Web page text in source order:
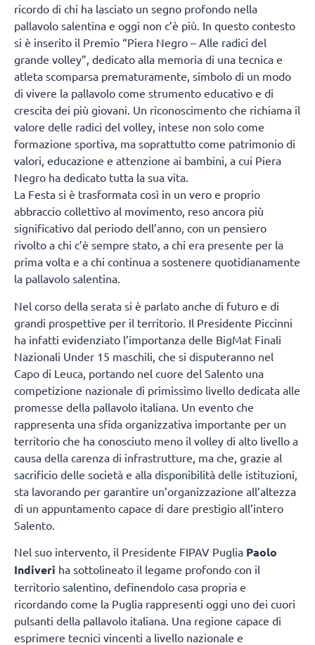
ricordo di chi ha lasciato un segno profondo nella
pallavolo salentina e oggi non c’è più. In questo contesto
si è inserito il Premio “Piera Negro – Alle radici del
grande volley”, dedicato alla memoria di una tecnica e
atleta scomparsa prematuramente, simbolo di un modo
di vivere la pallavolo come strumento educativo e di
crescita dei più giovani. Un riconoscimento che richiama il
valore delle radici del volley, intese non solo come
formazione sportiva, ma soprattutto come patrimonio di
valori, educazione e attenzione ai bambini, a cui Piera
Negro ha dedicato tutta la sua vita.
La Festa si è trasformata così in un vero e proprio
abbraccio collettivo al movimento, reso ancora più
significativo dal periodo dell’anno, con un pensiero
rivolto a chi c’è sempre stato, a chi era presente per la
prima volta e a chi continua a sostenere quotidianamente
la pallavolo salentina.
Nel corso della serata si è parlato anche di futuro e di
grandi prospettive per il territorio. Il Presidente Piccinni
ha infatti evidenziato l’importanza delle BigMat Finali
Nazionali Under 15 maschili, che si disputeranno nel
Capo di Leuca, portando nel cuore del Salento una
competizione nazionale di primissimo livello dedicata alle
promesse della pallavolo italiana. Un evento che
rappresenta una sfida organizzativa importante per un
territorio che ha conosciuto meno il volley di alto livello a
causa della carenza di infrastrutture, ma che, grazie al
sacrificio delle società e alla disponibilità delle istituzioni,
sta lavorando per garantire un’organizzazione all’altezza
di un appuntamento capace di dare prestigio all’intero
Salento.
Nel suo intervento, il Presidente FIPAV Puglia Paolo
Indiveri ha sottolineato il legame profondo con il
territorio salentino, definendolo casa propria e
ricordando come la Puglia rappresenti oggi uno dei cuori
pulsanti della pallavolo italiana. Una regione capace di
esprimere tecnici vincenti a livello nazionale e